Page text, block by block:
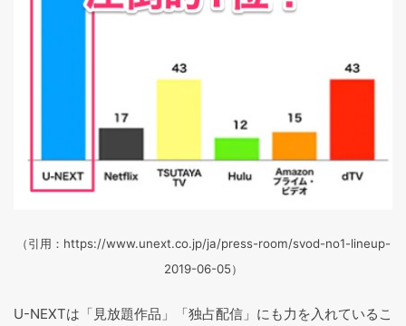
（引用：https://www.unext.co.jp/ja/press-room/svod-no1-lineup-
2019-06-05）
U-NEXTは「見放題作品」「独占配信」にも力を入れているこ